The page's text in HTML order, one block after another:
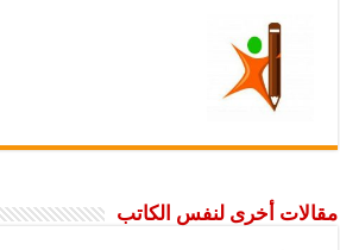
مقالات أخرى لنفس الكاتب